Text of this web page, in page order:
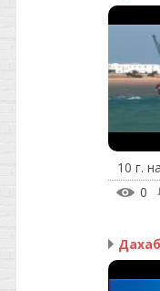
10 г.
0